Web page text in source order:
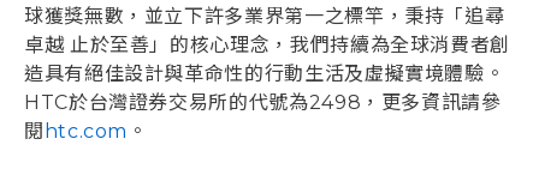
球獲獎無數，並立下許多業界第一之標竿，秉持「追尋
卓越 止於至善」的核心理念，我們持續為全球消費者創
造具有絕佳設計與革命性的行動生活及虛擬實境體驗。
HTC於台灣證券交易所的代號為2498，更多資訊請參
閱 htc.com 。